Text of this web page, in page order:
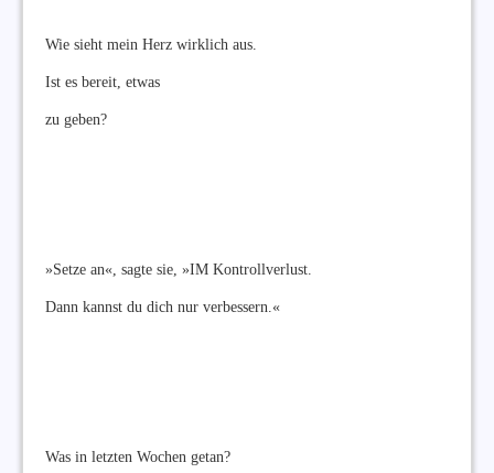
Wie sieht mein Herz wirklich aus.
Ist es bereit, etwas
zu geben?
»Setze an«, sagte sie, »IM Kontrollverlust.
Dann kannst du dich nur verbessern.«
Was in letzten Wochen getan?